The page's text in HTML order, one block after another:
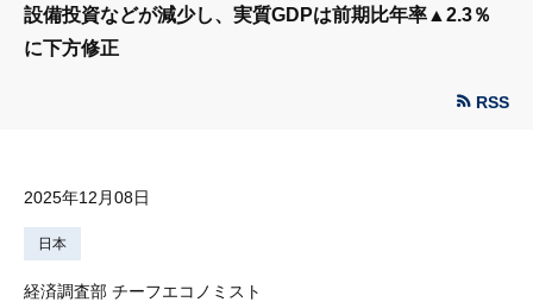
設備投資などが減少し、実質GDPは前期比年率▲2.3％
に下方修正
RSS
2025年12月08日
日本
経済調査部 チーフエコノミスト